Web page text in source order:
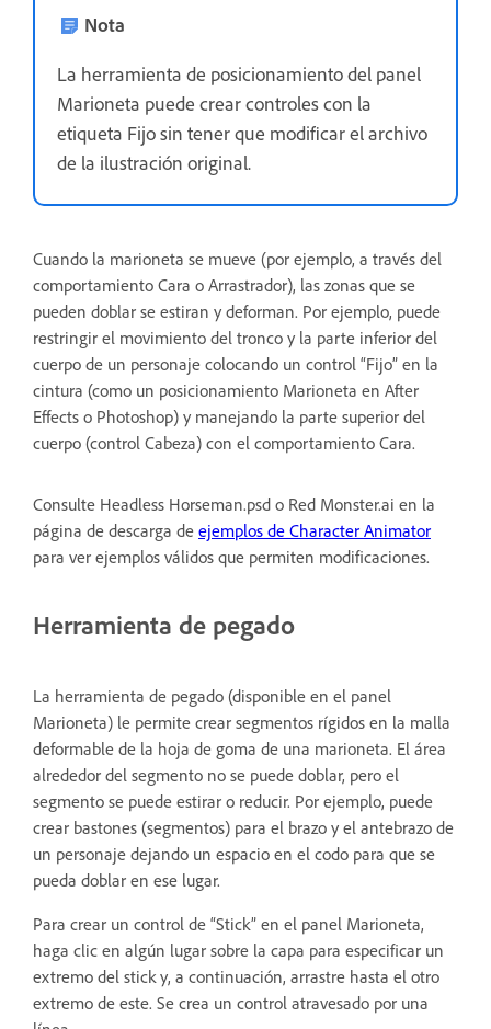
Nota
La herramienta de posicionamiento del panel
Marioneta puede crear controles con la
etiqueta Fijo sin tener que modificar el archivo
de la ilustración original.
Cuando la marioneta se mueve (por ejemplo, a través del
comportamiento Cara o Arrastrador), las zonas que se
pueden doblar se estiran y deforman. Por ejemplo, puede
restringir el movimiento del tronco y la parte inferior del
cuerpo de un personaje colocando un control “Fijo” en la
cintura (como un posicionamiento Marioneta en After
Effects o Photoshop) y manejando la parte superior del
cuerpo (control Cabeza) con el comportamiento Cara.
Consulte Headless Horseman.psd o Red Monster.ai en la
página de descarga de ejemplos de Character Animator
para ver ejemplos válidos que permiten modificaciones.
Herramienta de pegado
La herramienta de pegado (disponible en el panel
Marioneta) le permite crear segmentos rígidos en la malla
deformable de la hoja de goma de una marioneta. El área
alrededor del segmento no se puede doblar, pero el
segmento se puede estirar o reducir. Por ejemplo, puede
crear bastones (segmentos) para el brazo y el antebrazo de
un personaje dejando un espacio en el codo para que se
pueda doblar en ese lugar.
Para crear un control de “Stick” en el panel Marioneta,
haga clic en algún lugar sobre la capa para especificar un
extremo del stick y, a continuación, arrastre hasta el otro
extremo de este. Se crea un control atravesado por una